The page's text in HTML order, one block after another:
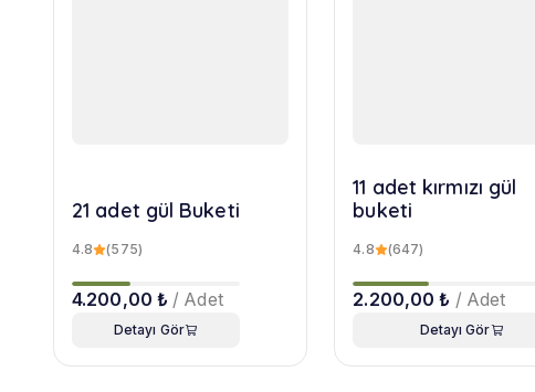
21 adet gül Buketi
4.8 (575)
4.200,00 ₺ / Adet
Detayı Gör
11 adet kırmızı gül
buketi
4.8 (647)
2.200,00 ₺ / Adet
Detayı Gör